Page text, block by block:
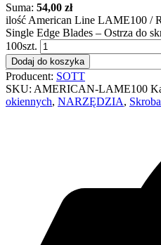
Suma: 54,00 zł
ilość American Line LAME100 /
Single Edge Blades – Ostrza do
100szt.
Dodaj do koszyka
Producent: SOTT
SKU: AMERICAN-LAME100
okiennych, NARZĘDZIA,